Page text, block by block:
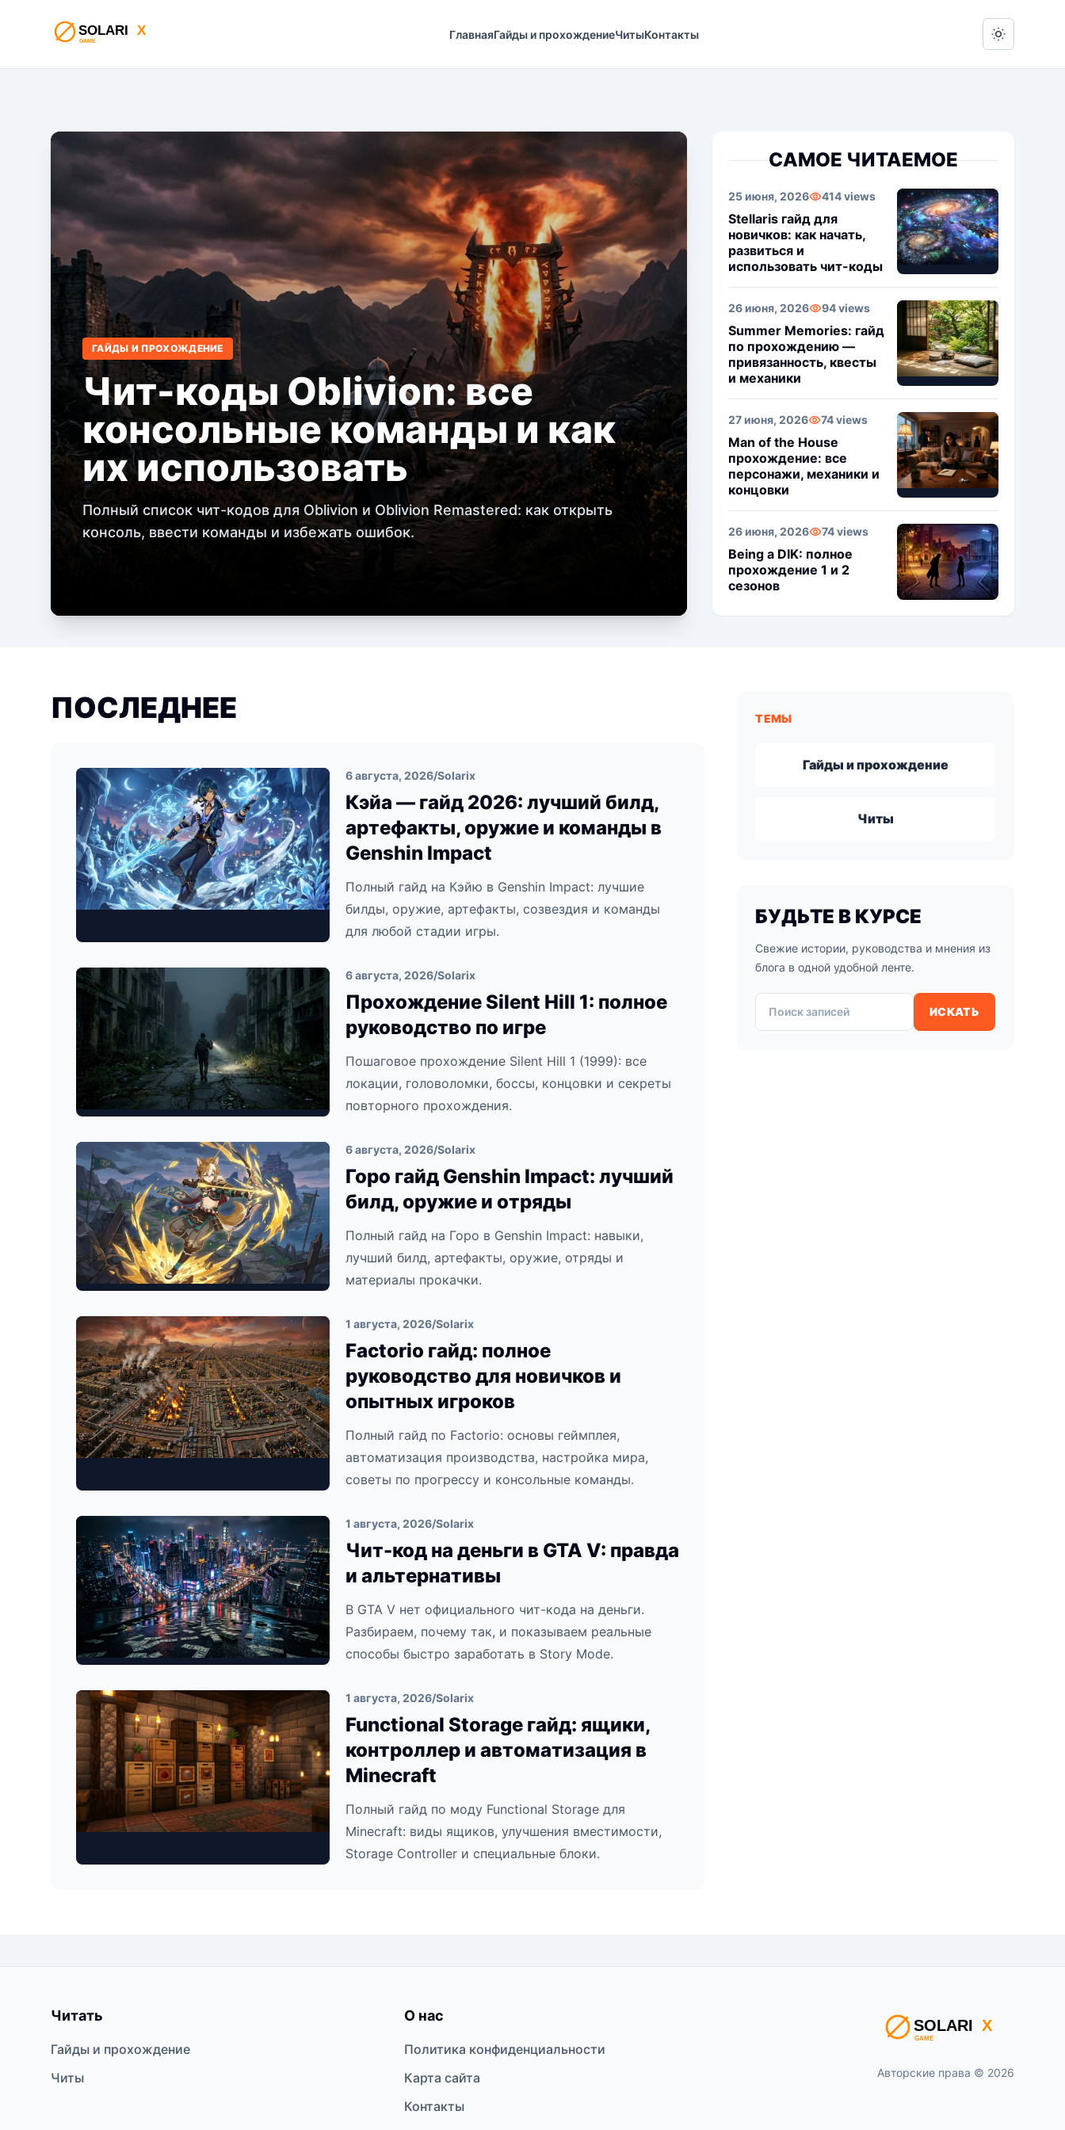
ГлавнаяГайды и прохождениеЧитыКонтакты Switch to
ГАЙДЫ И ПРОХОЖДЕНИЕ
Чит-коды Oblivion: все
консольные команды и как
их использовать
Полный список чит-кодов для Oblivion и Oblivion Remastered: как открыть
консоль, ввести команды и избежать ошибок.
САМОЕ ЧИТАЕМОЕ
25 июня, 2026 414 views
Stellaris гайд для
новичков: как начать,
развиться и
использовать чит-коды
26 июня, 2026 94 views
Summer Memories: гайд
по прохождению —
привязанность, квесты
и механики
27 июня, 2026 74 views
Man of the House
прохождение: все
персонажи, механики и
концовки
26 июня, 2026 74 views
Being a DIK: полное
прохождение 1 и 2
сезонов
ПОСЛЕДНЕЕ
6 августа, 2026/Solarix
Кэйа — гайд 2026: лучший билд,
артефакты, оружие и команды в
Genshin Impact
Полный гайд на Кэйю в Genshin Impact: лучшие
билды, оружие, артефакты, созвездия и команды
для любой стадии игры.
6 августа, 2026/Solarix
Прохождение Silent Hill 1: полное
руководство по игре
Пошаговое прохождение Silent Hill 1 (1999): все
локации, головоломки, боссы, концовки и секреты
повторного прохождения.
6 августа, 2026/Solarix
Горо гайд Genshin Impact: лучший
билд, оружие и отряды
Полный гайд на Горо в Genshin Impact: навыки,
лучший билд, артефакты, оружие, отряды и
материалы прокачки.
1 августа, 2026/Solarix
Factorio гайд: полное
руководство для новичков и
опытных игроков
Полный гайд по Factorio: основы геймплея,
автоматизация производства, настройка мира,
советы по прогрессу и консольные команды.
1 августа, 2026/Solarix
Чит-код на деньги в GTA V: правда
и альтернативы
В GTA V нет официального чит-кода на деньги.
Разбираем, почему так, и показываем реальные
способы быстро заработать в Story Mode.
1 августа, 2026/Solarix
Functional Storage гайд: ящики,
контроллер и автоматизация в
Minecraft
Полный гайд по моду Functional Storage для
Minecraft: виды ящиков, улучшения вместимости,
Storage Controller и специальные блоки.
ТЕМЫ
Гайды и прохождение
Читы
БУДЬТЕ В КУРСЕ
Свежие истории, руководства и мнения из
блога в одной удобной ленте.
Поиск записей
ИСКАТЬ
Читать
Гайды и прохождение
Читы
О нас
Политика конфиденциальности
Карта сайта
Контакты
Авторские права © 2026